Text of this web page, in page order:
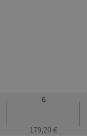
6
179,20 €